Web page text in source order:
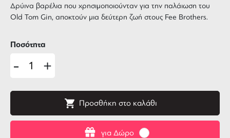
Δρύινα βαρέλια που χρησιμοποιούνταν για την παλάιωση του
Old Tom Gin, αποκτούν μια δεύτερη ζωή στους Fee Brothers.
για Δώρο
Ποσότητα
- +
Προσθήκη στο καλάθι